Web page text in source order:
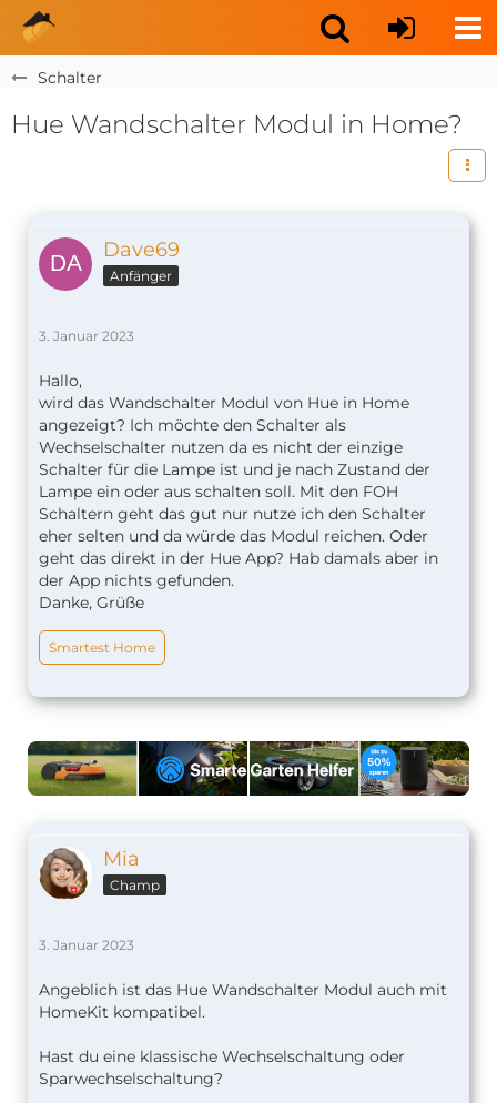
Schalter
Hue Wandschalter Modul in Home?
Dave69
Anfänger
3. Januar 2023
Hallo,
wird das Wandschalter Modul von Hue in Home
angezeigt? Ich möchte den Schalter als
Wechselschalter nutzen da es nicht der einzige
Schalter für die Lampe ist und je nach Zustand der
Lampe ein oder aus schalten soll. Mit den FOH
Schaltern geht das gut nur nutze ich den Schalter
eher selten und da würde das Modul reichen. Oder
geht das direkt in der Hue App? Hab damals aber in
der App nichts gefunden.
Danke, Grüße
Smartest Home
Mia
Champ
3. Januar 2023
Angeblich ist das Hue Wandschalter Modul auch mit
HomeKit kompatibel.
Hast du eine klassische Wechselschaltung oder
Sparwechselschaltung?